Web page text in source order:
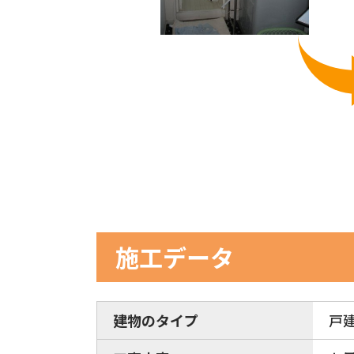
施工データ
建物のタイプ
戸